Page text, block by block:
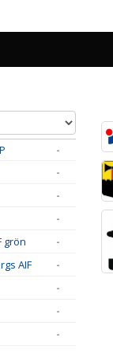
-
-
-
-
grön
-
AIF
-
-
-
-